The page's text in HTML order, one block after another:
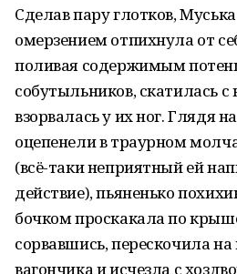
Сделав пару глотков,
омерзением отпихнула от
поливая содержимым
собутыльников, скатилась
взорвалась у их ног. Глядя
оцепенели в траурном
(всё-таки неприятный ей
действие), пьяненько
бочком проскакала по
сорвавшись, перескочила
вагончика и исчезла с